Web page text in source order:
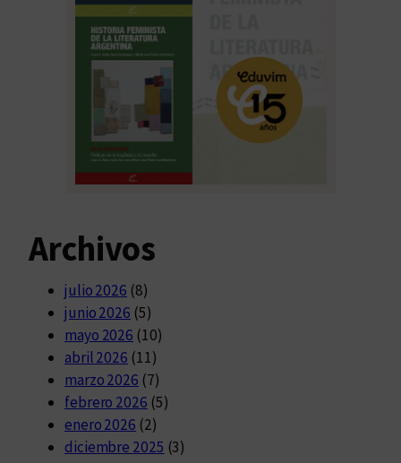
Archivos
julio 2026 (8)
junio 2026 (5)
mayo 2026 (10)
abril 2026 (11)
marzo 2026 (7)
febrero 2026 (5)
enero 2026 (2)
diciembre 2025 (3)